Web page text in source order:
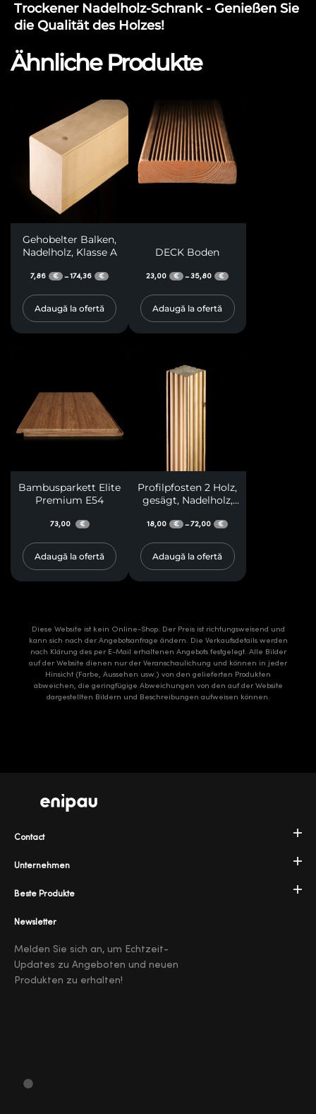
Trockener Nadelholz-Schrank - Genießen Sie
die Qualität des Holzes!
Ähnliche Produkte
Gehobelter Balken,
Nadelholz, Klasse A
7,86 € –174,36 €
Adaugă la ofertă
DECK Boden
23,00 € –35,80 €
Adaugă la ofertă
Bambusparkett Elite
Premium E54
73,00 €
Adaugă la ofertă
Profilpfosten 2 Holz,
gesägt, Nadelholz,
Seitenflächen in drei
Terrassen, Pergolen,
Pavillons, Vordächer
18,00 € –72,00 €
Adaugă la ofertă
Diese Website ist kein Online-Shop. Der Preis ist richtungsweisend und
kann sich nach der Angebotsanfrage ändern. Die Verkaufsdetails werden
nach Klärung des per E-Mail erhaltenen Angebots festgelegt. Alle Bilder
auf der Website dienen nur der Veranschaulichung und können in jeder
Hinsicht (Farbe, Aussehen usw.) von den gelieferten Produkten
abweichen, die geringfügige Abweichungen von den auf der Website
dargestellten Bildern und Beschreibungen aufweisen können.
Unternehmen
Beste Produkte
Contact
Newsletter
Melden Sie sich an, um Echtzeit-
Updates zu Angeboten und neuen
Produkten zu erhalten!